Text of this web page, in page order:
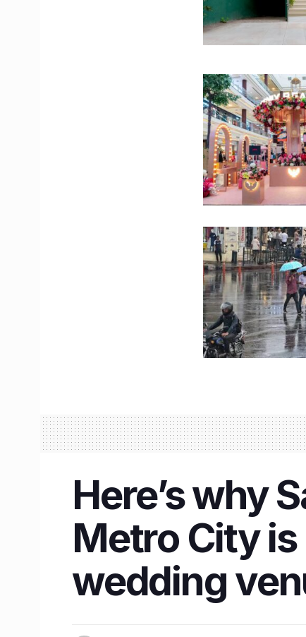
Here’s why
Metro City
wedding